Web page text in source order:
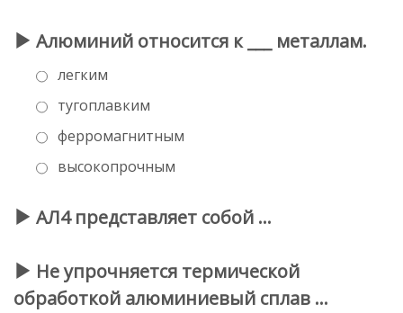
Алюминий относится к ___ металлам.
легким
тугоплавким
ферромагнитным
высокопрочным
АЛ4 представляет собой …
Не упрочняется термической
обработкой алюминиевый сплав …